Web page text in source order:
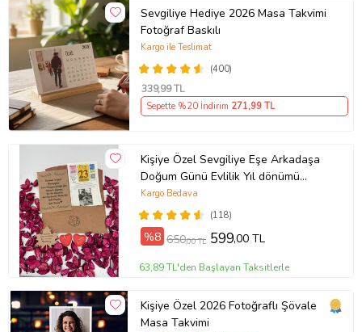
Sevgiliye Hediye 2026 Masa Takvimi
Fotoğraf Baskılı
(400)
Kargo ile Teslimat
339,99 TL
Sepette %20 İndirim 271,99 TL
Kişiye Özel Sevgiliye Eşe Arkadaşa
Doğum Günü Evlilik Yıl dönümü
Fotoğraflı Hediye Takvim Yaprağı
NOSTALJİK ZARFLI
(118)
Kargo Bedava
%8 650,00 TL 599,00 TL
63,89 TL'den Başlayan Taksitlerle
Kişiye Özel 2026 Fotoğraflı Şövale
Masa Takvimi